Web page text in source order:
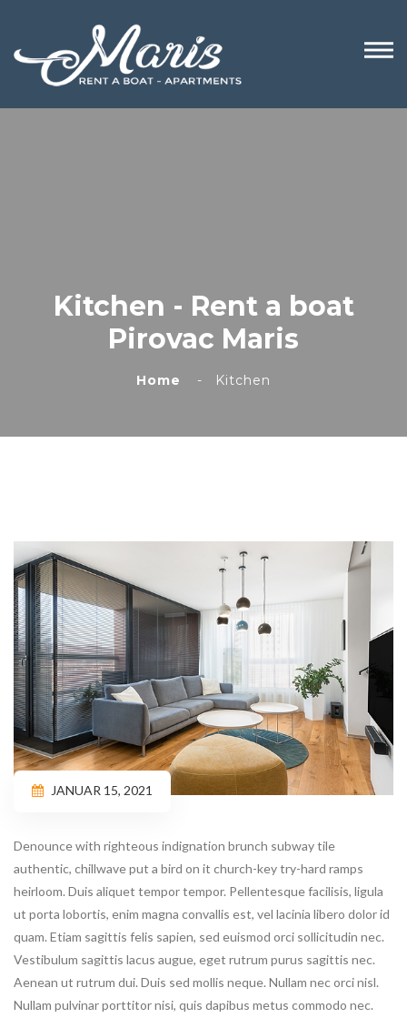
Kitchen - Rent a boat
Pirovac Maris
Home Kitchen
JANUAR 15, 2021
Denounce with righteous indignation brunch subway tile
authentic, chillwave put a bird on it church-key try-hard ramps
heirloom. Duis aliquet tempor tempor. Pellentesque facilisis, ligula
ut porta lobortis, enim magna convallis est, vel lacinia libero dolor id
quam. Etiam sagittis felis sapien, sed euismod orci sollicitudin nec.
Vestibulum sagittis lacus augue, eget rutrum purus sagittis nec.
Aenean ut rutrum dui. Duis sed mollis neque. Nullam nec orci nisl.
Nullam pulvinar porttitor nisi, quis dapibus metus commodo nec.